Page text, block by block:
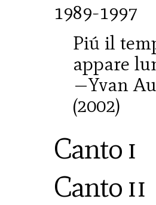
1989-1997
Piú il
appare
—Yvan
(2002)
Canto i
Canto ii